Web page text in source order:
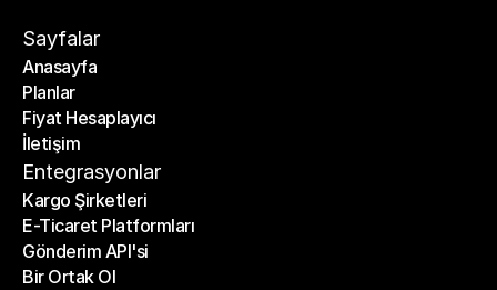
Sayfalar
Anasayfa
Anasayfa
Planlar
Planlar
Fiyat Hesaplayıcı
Fiyat Hesaplayıcı
İletişim
İletişim
Entegrasyonlar
Kargo Şirketleri
Kargo Şirketleri
E-Ticaret Platformları
E-Ticaret Platformları
Gönderim API'si
Gönderim API'si
Bir Ortak Ol